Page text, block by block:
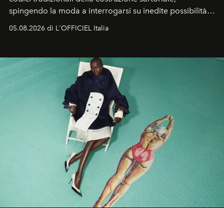
spingendo la moda a interrogarsi su inedite possibilità
un’impronta indelebile nella storia della moda.
05.08.2026 di L'OFFICIEL Italia